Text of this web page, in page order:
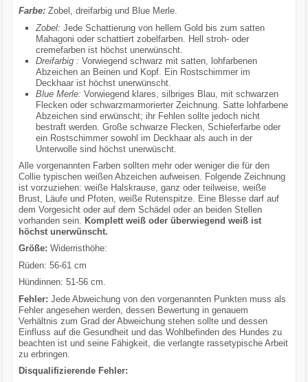
Farbe:Zobel, dreifarbig und Blue Merle.
Zobel: Jede Schattierung von hellem Gold bis zum satten
Mahagoni oder schattiert zobelfarben. Hell stroh- oder
cremefarben ist höchst unerwünscht.
Dreifarbig : Vorwiegend schwarz mit satten, lohfarbenen
Abzeichen an Beinen und Kopf. Ein Rostschimmer im
Deckhaar ist höchst unerwünscht.
Blue Merle: Vorwiegend klares, silbriges Blau, mit schwarzen
Flecken oder schwarzmarmorierter Zeichnung. Satte lohfarbene
Abzeichen sind erwünscht; ihr Fehlen sollte jedoch nicht
bestraft werden. Große schwarze Flecken, Schieferfarbe oder
ein Rostschimmer sowohl im Deckhaar als auch in der
Unterwolle sind höchst unerwüscht.
Alle vorgenannten Farben sollten mehr oder weniger die für den
Collie typischen weißen Abzeichen aufweisen. Folgende Zeichnung
ist vorzuziehen: weiße Halskrause, ganz oder teilweise, weiße
Brust, Läufe und Pfoten, weiße Rutenspitze. Eine Blesse darf auf
dem Vorgesicht oder auf dem Schädel oder an beiden Stellen
vorhanden sein.
Komplett weiß oder überwiegend weiß ist
höchst unerwünscht.
Größe: Widerristhöhe:
Rüden: 56-61 cm
Hündinnen: 51-56 cm.
Fehler: Jede Abweichung von den vorgenannten Punkten muss als
Fehler angesehen werden, dessen Bewertung in genauem
Verhältnis zum Grad der Abweichung stehen sollte und dessen
Einfluss auf die Gesundheit und das Wohlbefinden des Hundes zu
beachten ist und seine Fähigkeit, die verlangte rassetypische Arbeit
zu erbringen.
Disqualifizierende Fehler: